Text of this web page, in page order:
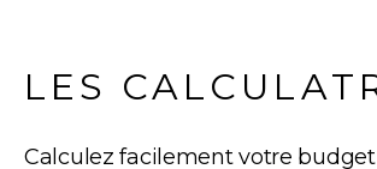
LES
Calculez facilement votre